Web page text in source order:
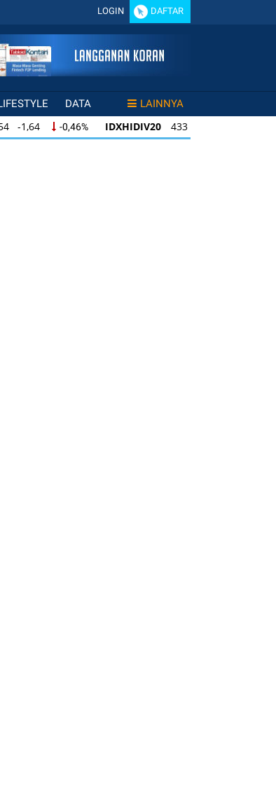
LOGIN DAFTAR
DATA LAINNYA
-1,64 -0,46% IDXHIDIV20 433 -1,50
-1,64 -0,46% IDXHIDIV20 433 -1,50